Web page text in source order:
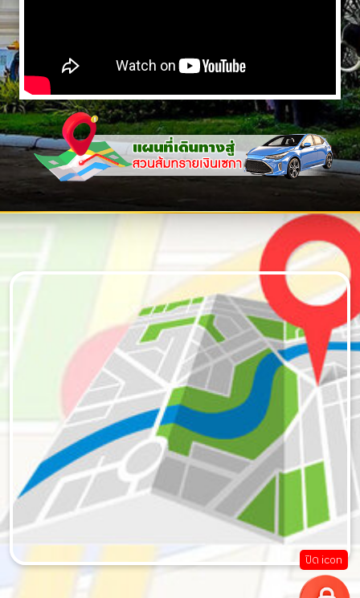
ปิด icon